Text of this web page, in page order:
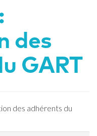
des
GART
des adhérents du